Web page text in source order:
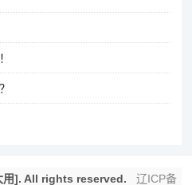
]. All rights reserved. 辽ICP备